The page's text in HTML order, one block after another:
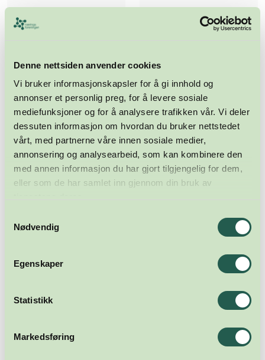
Denne nettsiden anvender cookies
Vi bruker informasjonskapsler for å gi innhold og
annonser et personlig preg, for å levere sosiale
mediefunksjoner og for å analysere trafikken vår. Vi deler
dessuten informasjon om hvordan du bruker nettstedet
vårt, med partnerne våre innen sosiale medier,
annonsering og analysearbeid, som kan kombinere den
med annen informasjon du har gjort tilgjengelig for dem,
eller som de har samlet inn gjennom din bruk av
Nødvendig
Egenskaper
Statistikk
Markedsføring